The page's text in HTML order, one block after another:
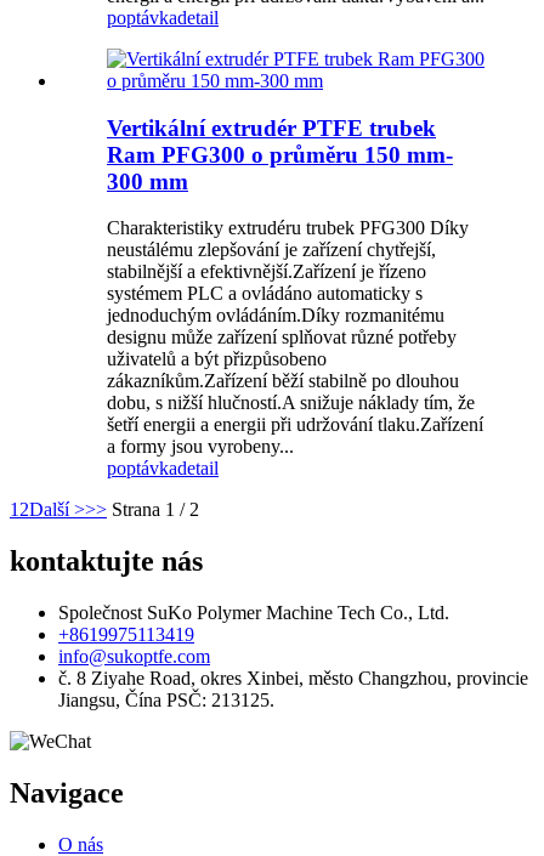
poptávkadetail
Vertikální extrudér PTFE trubek
Ram PFG300 o průměru 150 mm-
300 mm
Charakteristiky extrudéru trubek PFG300 Díky
neustálému zlepšování je zařízení chytřejší,
stabilnější a efektivnější.Zařízení je řízeno
systémem PLC a ovládáno automaticky s
jednoduchým ovládáním.Díky rozmanitému
designu může zařízení splňovat různé potřeby
uživatelů a být přizpůsobeno
zákazníkům.Zařízení běží stabilně po dlouhou
dobu, s nižší hlučností.A snižuje náklady tím, že
šetří energii a energii při udržování tlaku.Zařízení
a formy jsou vyrobeny...
poptávkadetail
12Další >>> Strana 1 / 2
kontaktujte nás
Společnost SuKo Polymer Machine Tech Co., Ltd.
+8619975113419
info@sukoptfe.com
č. 8 Ziyahe Road, okres Xinbei, město Changzhou, provincie
Jiangsu, Čína PSČ: 213125.
Navigace
O nás